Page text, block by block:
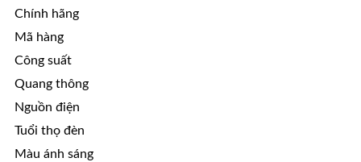
là:
Chính hãng
Mã hàng
Công suất
Quang thông
Nguồn điện
Tuổi thọ đèn
Màu ánh sáng